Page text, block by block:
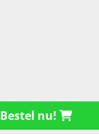
Bestel nu!